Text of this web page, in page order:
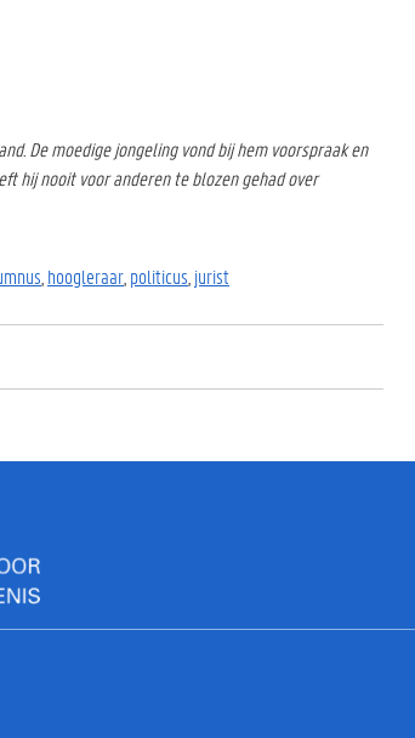
De moedige jongeling vond bij hem voorspraak en
hij nooit voor anderen te blozen gehad over
hoogleraar politicus jurist